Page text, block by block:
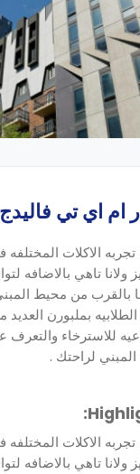
ام اي تي فاليدج
الاكلات
ولانا تاهي
بالقرب من محيط
الطلابيه بملبورن
للاسترخاء والتعرف
لراحتك .
الاكلات
ولانا تاهي